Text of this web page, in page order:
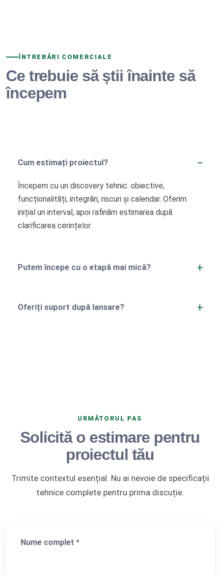
ÎNTREBĂRI COMERCIALE
Ce trebuie să știi înainte să
începem
Cum estimați proiectul?
Începem cu un discovery tehnic: obiective,
funcționalități, integrări, riscuri și calendar. Oferim
inițial un interval, apoi rafinăm estimarea după
clarificarea cerințelor.
Putem începe cu o etapă mai mică?
Oferiți suport după lansare?
URMĂTORUL PAS
Solicită o estimare pentru
proiectul tău
Trimite contextul esențial. Nu ai nevoie de specificații
tehnice complete pentru prima discuție.
Nume complet *